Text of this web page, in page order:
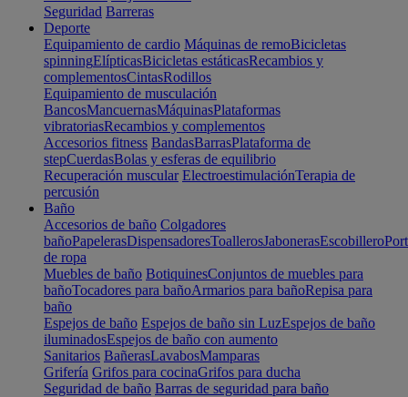
Seguridad Barreras
Deporte
Equipamiento de cardio Máquinas de remoBicicletas
spinningElípticasBicicletas estáticasRecambios y
complementosCintasRodillos
Equipamiento de musculación
BancosMancuernasMáquinasPlataformas
vibratoriasRecambios y complementos
Accesorios fitness BandasBarrasPlataforma de
stepCuerdasBolas y esferas de equilibrio
Recuperación muscular ElectroestimulaciónTerapia de
percusión
Baño
Accesorios de baño Colgadores
bañoPapelerasDispensadoresToallerosJabonerasEscobillero
de ropa
Muebles de baño BotiquinesConjuntos de muebles para
bañoTocadores para bañoArmarios para bañoRepisa para
baño
Espejos de baño Espejos de baño sin LuzEspejos de baño
iluminadosEspejos de baño con aumento
Sanitarios BañerasLavabosMamparas
Grifería Grifos para cocinaGrifos para ducha
Seguridad de baño Barras de seguridad para baño